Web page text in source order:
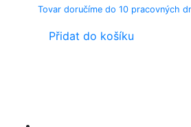
Tovar doručíme do 10 pracovných
Přidat do košíku